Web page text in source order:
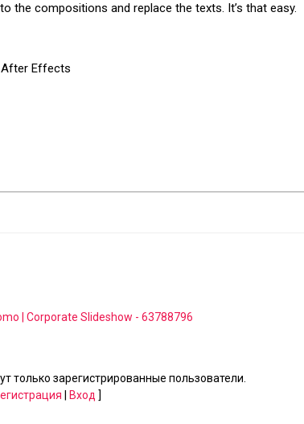
the compositions and replace the texts. It’s that easy.
After Effects
| Corporate Slideshow - 63788796
только зарегистрированные пользователи.
Вход ]